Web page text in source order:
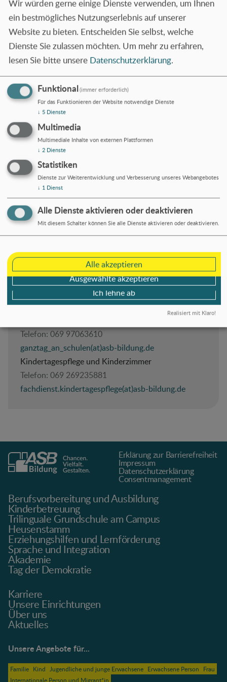
Kontakt
Geschäftsstelle
60486 Frankfurt am Main
Telefon:069 970636-0
Telefax:069 970636-36
info(at)asb-bildung.de
Fachbereiche
Berufsvorbereitung und Ausbildung
Telefon:069 97063610
info(at)asb-bildung.de
Erziehungshilfen und Lernförderung
Telefon:069 71912360
info.eul(at)asb-bildung.de
Sprache und Integration
Telefon:069 97063633
sprachen(at)asb-bildung.de
Kindertagesstätten
069 97063610
kita-fbl(at)asb-bildung.de
Telefon: 069 97063610
ganztag_an_schulen(at)asb-bildung.de
Kindertagespflege und Kinderzimmer
Telefon: 069 269235881
fachdienst.kindertagespflege(at)asb-bildung.de
Erklärung zur Barrierefreiheit
Impressum
Datenschutz­erklärung
Consentmanagement
Berufsvorbereitung und Ausbildung
Kinderbetreuung
Trilinguale Grundschule am Campus
Heusenstamm
Erziehungshilfen und Lernförderung
Sprache und Integration
Akademie
Tag der Demokratie
Karriere
Unsere Einrichtungen
Über uns
Aktuelles
Unsere Angebote für...
Familie Kind Jugendliche und junge Erwachsene Erwachsene Person
Frau
Internationale Person und Migrant*in
Wir würden gerne einige Dienste verwenden, um Ihnen
ein bestmögliches Nutzungserlebnis auf unserer
Website zu bieten. Entscheiden Sie selbst, welche
Dienste Sie zulassen möchten. Um mehr zu erfahren,
lesen Sie bitte unsere Datenschutzerklärung.
Funktional(immer erforderlich)
Für das Funktionieren der Website notwendige Dienste
↓ 5 Dienste
Multimedia
Multimediale Inhalte von externen Plattformen
↓ 2 Dienste
Statistiken
Dienste zur Weiterentwicklung und Verbesserung unseres Webangebotes
↓ 1 Dienst
Alle Dienste aktivieren oder deaktivieren
Mit diesem Schalter können Sie alle Dienste aktivieren oder deaktivieren.
Ich lehne ab
Ausgewählte akzeptieren
Alle akzeptieren
Realisiert mit Klaro!